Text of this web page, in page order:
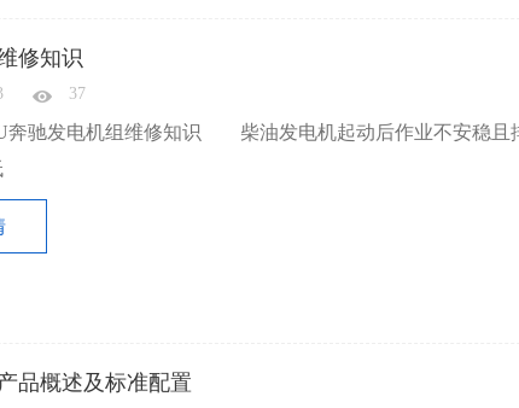
修知识
37
奔驰发电机组维修知识 柴油发电机起动后作业不安
品概述及标准配置